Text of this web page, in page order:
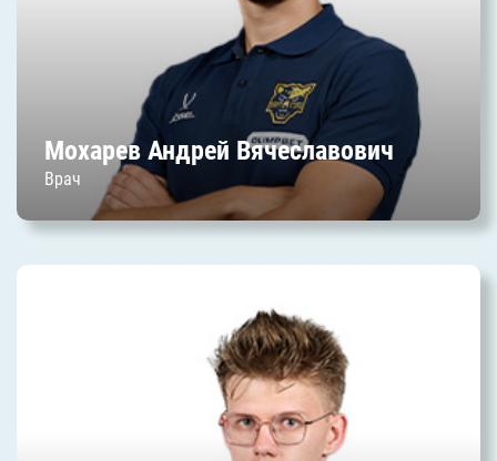
Мохарев Андрей Вячеславович
Врач
Сирож Артур Юрьевич
Дата начала работы в клубе: июль 2025 г.